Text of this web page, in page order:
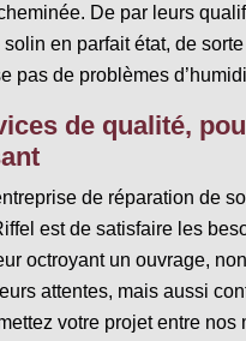
De par leurs
solin en parfait état, de
pas de problèmes
de qualité,
de réparation de
est de satisfaire les
octroyant un ouvrage,
attentes, mais aussi
votre projet entre nos